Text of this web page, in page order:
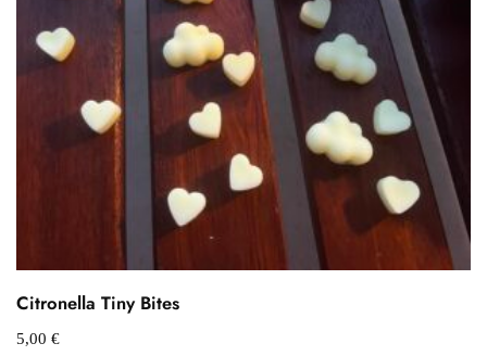
Citronella Tiny Bites
5,00 €